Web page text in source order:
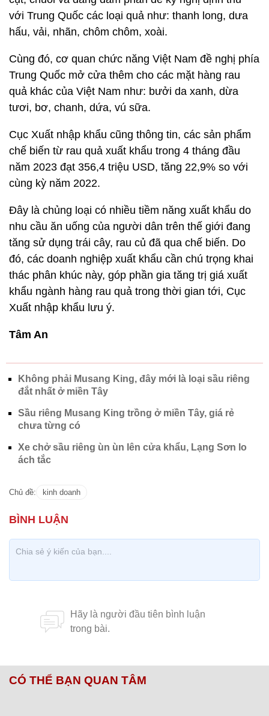
với Trung Quốc các loại quả như: thanh long, dưa
hấu, vải, nhãn, chôm chôm, xoài.
Cùng đó, cơ quan chức năng Việt Nam đề nghị phía
Trung Quốc mở cửa thêm cho các mặt hàng rau
quả khác của Việt Nam như: bưởi da xanh, dừa
tươi, bơ, chanh, dứa, vú sữa.
Cục Xuất nhập khẩu cũng thông tin, các sản phẩm
chế biến từ rau quả xuất khẩu trong 4 tháng đầu
năm 2023 đạt 356,4 triệu USD, tăng 22,9% so với
cùng kỳ năm 2022.
Đây là chủng loại có nhiều tiềm năng xuất khẩu do
nhu cầu ăn uống của người dân trên thế giới đang
tăng sử dụng trái cây, rau củ đã qua chế biến. Do
đó, các doanh nghiệp xuất khẩu cần chú trọng khai
thác phân khúc này, góp phần gia tăng trị giá xuất
khẩu ngành hàng rau quả trong thời gian tới, Cục
Xuất nhập khẩu lưu ý.
Tâm An
Không phải Musang King, đây mới là loại sầu riêng
đắt nhất ở miền Tây
Sầu riêng Musang King trồng ở miền Tây, giá rẻ
chưa từng có
Xe chở sầu riêng ùn ùn lên cửa khẩu, Lạng Sơn lo
ách tắc
Chủ đề: kinh doanh
CÓ THỂ BẠN QUAN TÂM